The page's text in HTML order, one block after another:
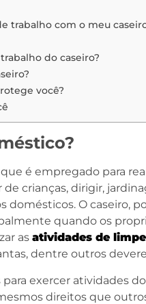
trabalho com o meu
do caseiro?
você?
é empregado para
crianças, dirigir,
domésticos. O caseiro,
quando os
as atividades de
dentre outros
para exercer atividades
direitos que